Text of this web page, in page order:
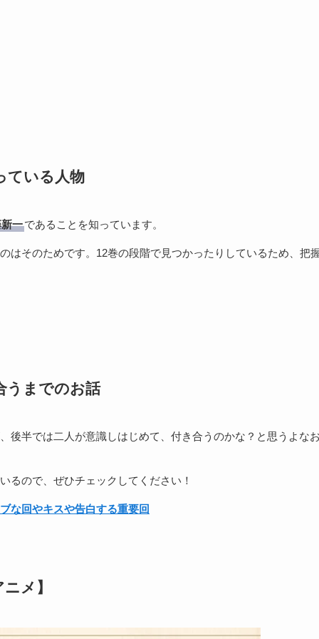
ている人物
一であることを知っています。
はそのためです。12巻の段階で見つかったりしているため、把
うまでのお話
半では二人が意識しはじめて、付き合うのかな？と思うよな
るので、ぜひチェックしてください！
な回やキスや告白する重要回
メ】